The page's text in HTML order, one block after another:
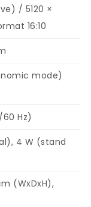
/ 5120 ×
16:10
mode)
Hz)
4 W (stand
(WxDxH),